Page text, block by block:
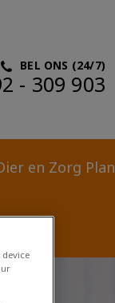
BEL ONS (24/7)
- 309 903
en Zorg Plan